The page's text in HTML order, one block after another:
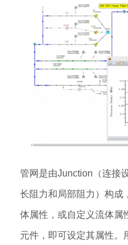
管网是由Junction（连接
长阻力和局部阻力）构成
体属性，或自定义流体属
元件，即可设定其属性。